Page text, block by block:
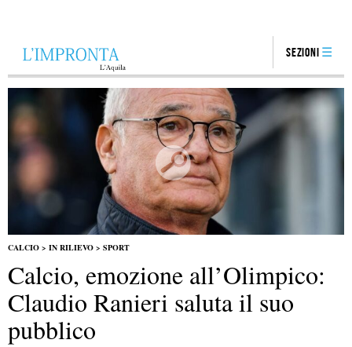
Sezioni
CALCIO > IN RILIEVO > SPORT
Calcio, emozione all’Olimpico:
Claudio Ranieri saluta il suo
pubblico